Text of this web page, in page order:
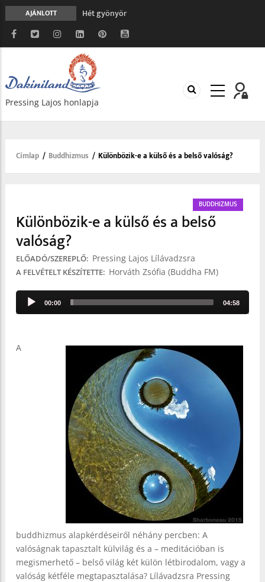
AJÁNLOTT
Hét gyönyör
A gondolatok átalakításának nyolc versszaka
Meghalni teljesen biztonságos
Minden más, mint aminek látszik
Vég nélküli leborulás
Pressing Lajos honlapja
Morzsa
Címlap / Buddhizmus / Különbözik-e a külső és a belső valóság?
BUDDHIZMUS
Különbözik-e a külső és a belső
valóság?
ELŐADÓ/SZEREPLŐ Pressing Lajos Lílávadzsra
A FELVÉTELT KÉSZÍTETTE Horváth Zsófia (Buddha FM)
Audio
00:00 04:58
A
buddhizmus alapkérdéseiről néhány percben: A
valóságnak tapasztalt külvilág és a – meditációban is
megismerhető – belső világ két külön létbirodalom, vagy a
valóság kétféle megtapasztalása? Lílávadzsra Pressing